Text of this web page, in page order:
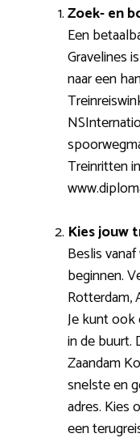
Zoek- en
Een
Gravelines
naar een
Treinritten
Kies jouw
Beslis
beginnen.
Rotterdam,
Je kunt
in de buurt.
Zaandam
snelste en
adres. Kies
een